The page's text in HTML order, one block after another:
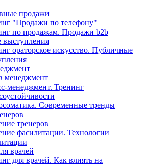
продажи
"Продажи по телефону"
по продажам. Продажи b2b
ораторское искусство. Публичные
менеджмент
менеджмент. Тренинг
Современные тренды
тренеров
фасилитации. Технологии
врачей
для врачей. Как влиять на